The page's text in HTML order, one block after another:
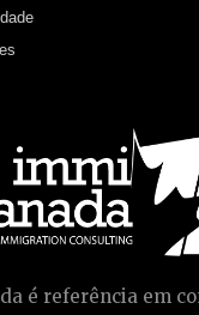
é referência em